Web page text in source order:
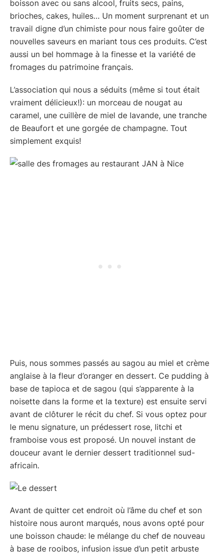
boisson avec ou sans alcool, fruits secs, pains,
brioches, cakes, huiles… Un moment surprenant et un
travail digne d’un chimiste pour nous faire goûter de
nouvelles saveurs en mariant tous ces produits. C’est
aussi un bel hommage à la finesse et la variété de
fromages du patrimoine français.
L’association qui nous a séduits (même si tout était
vraiment délicieux!): un morceau de nougat au
caramel, une cuillère de miel de lavande, une tranche
de Beaufort et une gorgée de champagne. Tout
simplement exquis!
Puis, nous sommes passés au sagou au miel et crème
anglaise à la fleur d’oranger en dessert. Ce pudding à
base de tapioca et de sagou (qui s’apparente à la
noisette dans la forme et la texture) est ensuite servi
avant de clôturer le récit du chef. Si vous optez pour
le menu signature, un prédessert rose, litchi et
framboise vous est proposé. Un nouvel instant de
douceur avant le dernier dessert traditionnel sud-
africain.
Avant de quitter cet endroit où l’âme du chef et son
histoire nous auront marqués, nous avons opté pour
une boisson chaude: le mélange du chef de nouveau
à base de rooibos, infusion issue d’un petit arbuste